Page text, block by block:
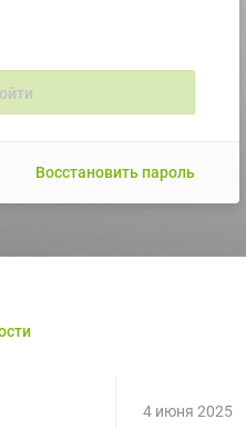
Восстановить пароль
4 июня 2025